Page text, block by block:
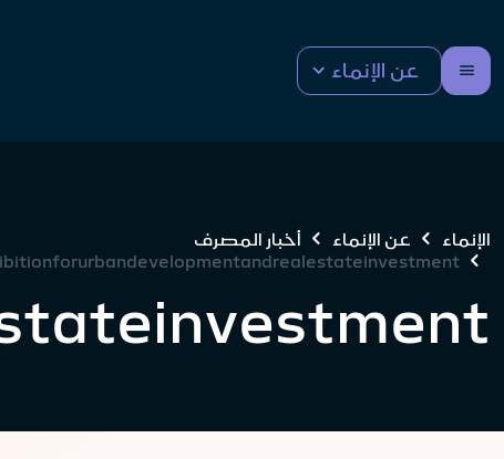
عن الإنماء
الإنماء عن الإنماء
أخبار المصرف